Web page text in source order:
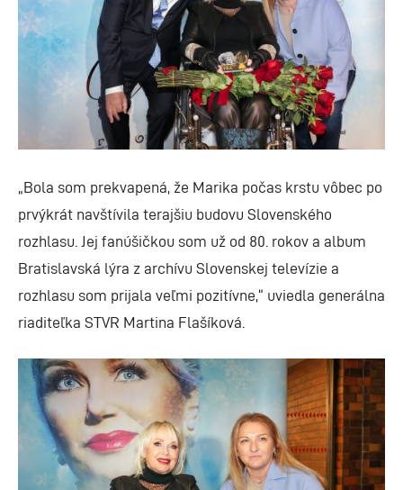
„Bola som prekvapená, že Marika počas krstu vôbec po
prvýkrát navštívila terajšiu budovu Slovenského
rozhlasu. Jej fanúšičkou som už od 80. rokov a album
Bratislavská lýra z archívu Slovenskej televízie a
rozhlasu som prijala veľmi pozitívne,“ uviedla generálna
riaditeľka STVR Martina Flašíková.